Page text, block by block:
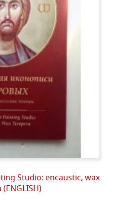
Studio: encaustic, wax